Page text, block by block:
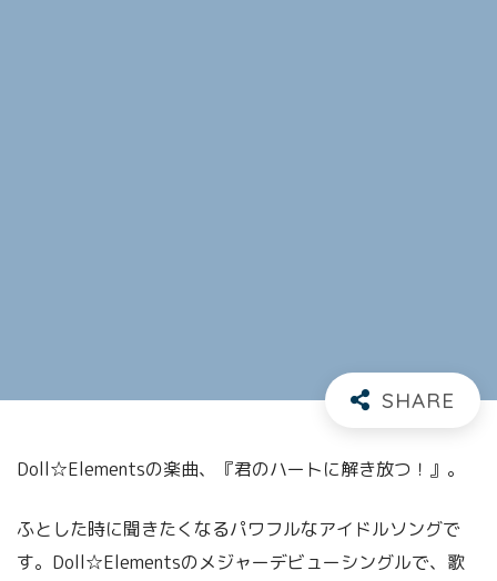
Doll☆Elementsの楽曲、『君のハートに解き放つ！』。
ふとした時に聞きたくなるパワフルなアイドルソングで
す。Doll☆Elementsのメジャーデビューシングルで、歌